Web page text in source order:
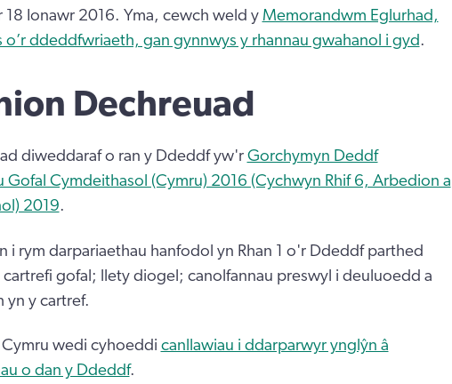
18 Ionawr 2016. Yma, cewch weld y Memorandwm Eglurhad,
o’r ddeddfwriaeth, gan gynnwys y rhannau gwahanol i gyd.
Dechreuad
diweddaraf o ran y Ddeddf yw'r Gorchymyn Deddf
Gofal Cymdeithasol (Cymru) 2016 (Cychwyn Rhif 6, Arbedion a
2019.
i rym darpariaethau hanfodol yn Rhan 1 o'r Ddeddf parthed
gofal; llety diogel; canolfannau preswyl i deuluoedd a
yn y cartref.
wedi cyhoeddi canllawiau i ddarparwyr ynglŷn â
o dan y Ddeddf.